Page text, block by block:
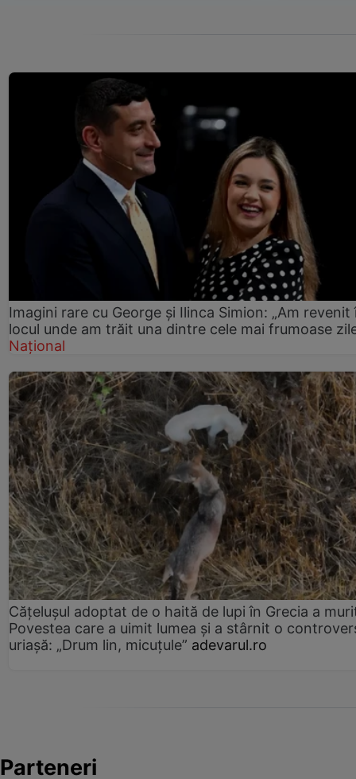
Imagini rare cu George și Ilinca Simion: „Am revenit
locul unde am trăit una dintre cele mai frumoase
Național
Cățelușul adoptat de o haită de lupi în Grecia a
Povestea care a uimit lumea și a stârnit o
uriașă: „Drum lin, micuțule” adevarul.ro
Parteneri